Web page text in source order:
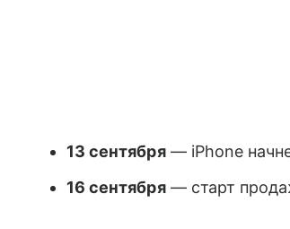
13 сентября— iPhone
16 сентября— старт